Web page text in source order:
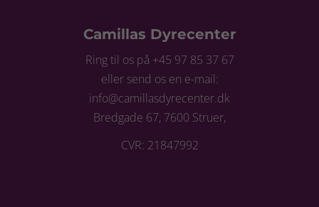
Camillas Dyrecenter
Ring til os på +45 97 85 37 67
eller send os en e-mail:
info@camillasdyrecenter.dk
Bredgade 67, 7600 Struer,
CVR: 21847992